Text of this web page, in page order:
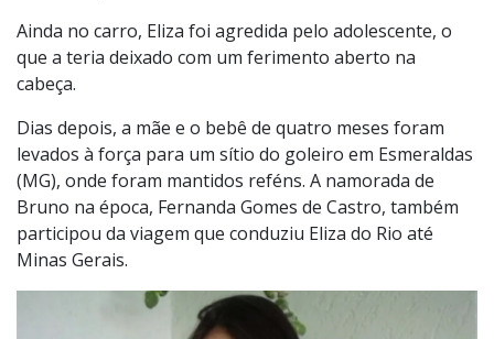
Ainda no carro, Eliza foi agredida pelo adolescente, o
que a teria deixado com um ferimento aberto na
cabeça.
Dias depois, a mãe e o bebê de quatro meses foram
levados à força para um sítio do goleiro em Esmeraldas
(MG), onde foram mantidos reféns. A namorada de
Bruno na época, Fernanda Gomes de Castro, também
participou da viagem que conduziu Eliza do Rio até
Minas Gerais.